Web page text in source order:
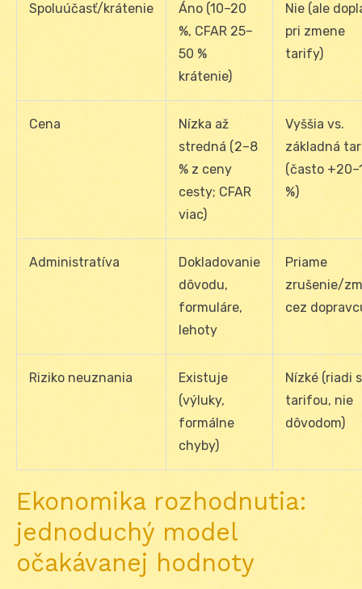
Spoluúčasť/krátenie
Áno (10–20
%, CFAR 25–
50 %
krátenie)
Nie (ale
pri zmene
tarify)
Cena
Nízka až
stredná (2–8
% z ceny
cesty; CFAR
viac)
Vyššia vs.
základná
(často
%)
Administratíva
Dokladovanie
dôvodu,
formuláre,
lehoty
Priame
zrušenie/
cez
Riziko neuznania
Existuje
(výluky,
formálne
chyby)
Nízké (riadi
tarifou, nie
dôvodom)
Ekonomika rozhodnutia:
jednoduchý model
očakávanej hodnoty